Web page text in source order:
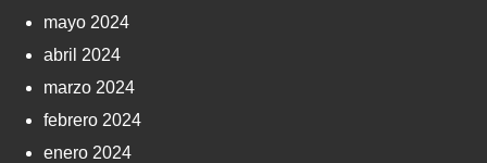
mayo 2024
abril 2024
marzo 2024
febrero 2024
enero 2024